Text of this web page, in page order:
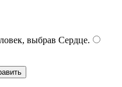
выбрав Сердце.